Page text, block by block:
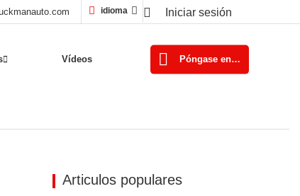
idioma Iniciar sesión
Vídeos Póngase en contacto con nosotros
Articulos populares